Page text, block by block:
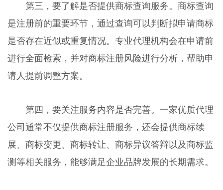
第三，要了解是否提供商标查询服务。商标查询
是注册前的重要环节，通过查询可以判断拟申请商标
是否存在近似或重复情况。专业代理机构会在申请前
进行全面检索，并对商标注册风险进行分析，帮助申
请人提前调整方案。
第四，要关注服务内容是否完善。一家优质代理
公司通常不仅提供商标注册服务，还会提供商标续
展、商标变更、商标转让、商标异议答辩以及商标监
测等相关服务，能够满足企业品牌发展的长期需求。